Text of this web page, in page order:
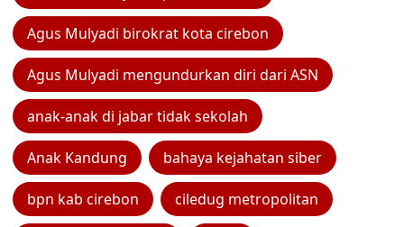
Agus Mulyadi birokrat kota cirebon
Agus Mulyadi mengundurkan diri dari ASN
anak-anak di jabar tidak sekolah
Anak Kandung bahaya kejahatan siber
bpn kab cirebon ciledug metropolitan